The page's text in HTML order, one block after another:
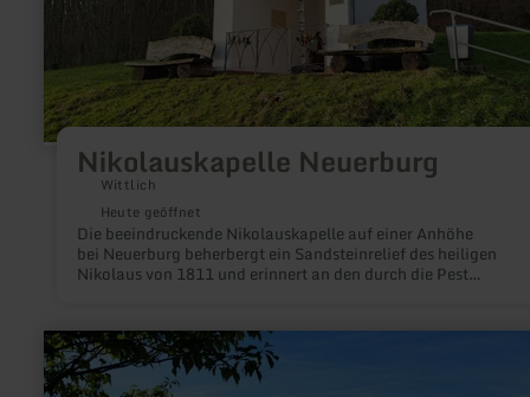
Nikolauskapelle Neuerburg
Wittlich
Heute geöffnet
Die beeindruckende Nikolauskapelle auf einer Anhöhe
bei Neuerburg beherbergt ein Sandsteinrelief des heiligen
Nikolaus von 1811 und erinnert an den durch die Pest
mehr
erfahren
zu: